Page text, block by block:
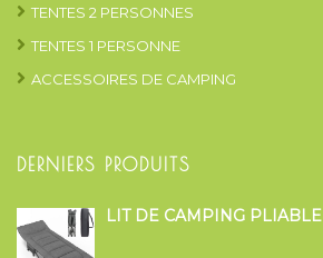
TENTES 2 PERSONNES
TENTES 1 PERSONNE
ACCESSOIRES DE CAMPING
DERNIERS PRODUITS
LIT DE CAMPING PLIABLE